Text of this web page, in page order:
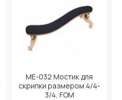
ME-032 Мостик для
скрипки размером 4/4-
3/4, FOM